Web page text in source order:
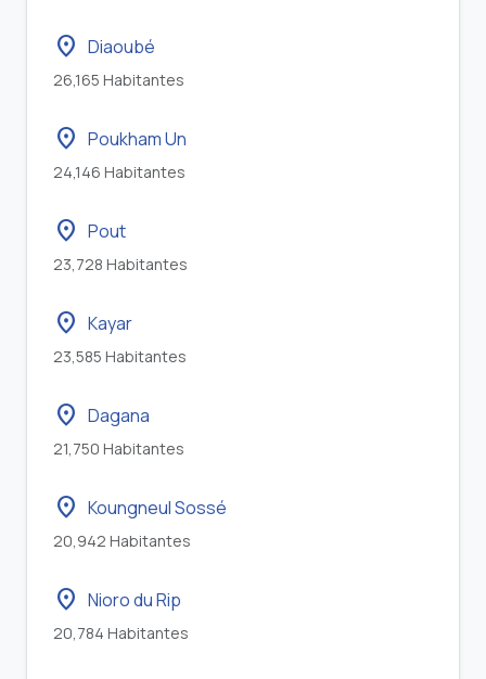
location_on Diaoubé
26,165 Habitantes
location_on Poukham Un
24,146 Habitantes
location_on Pout
23,728 Habitantes
location_on Kayar
23,585 Habitantes
location_on Dagana
21,750 Habitantes
location_on Koungneul Sossé
20,942 Habitantes
location_on Nioro du Rip
20,784 Habitantes